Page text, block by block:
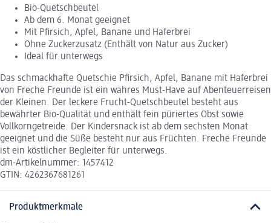
Bio-Quetschbeutel
Ab dem 6. Monat geeignet
Mit Pfirsich, Apfel, Banane und Haferbrei
Ohne Zuckerzusatz (Enthält von Natur aus Zucker)
Ideal für unterwegs
Das schmackhafte Quetschie Pfirsich, Apfel, Banane mit Haferbrei
von Freche Freunde ist ein wahres Must-Have auf Abenteuerreisen
der Kleinen. Der leckere Frucht-Quetschbeutel besteht aus
bewährter Bio-Qualität und enthält fein püriertes Obst sowie
Vollkorngetreide. Der Kindersnack ist ab dem sechsten Monat
geeignet und die Süße besteht nur aus Früchten. Freche Freunde
ist ein köstlicher Begleiter für unterwegs.
dm-Artikelnummer: 1457412
GTIN: 4262367681261
Produktmerkmale